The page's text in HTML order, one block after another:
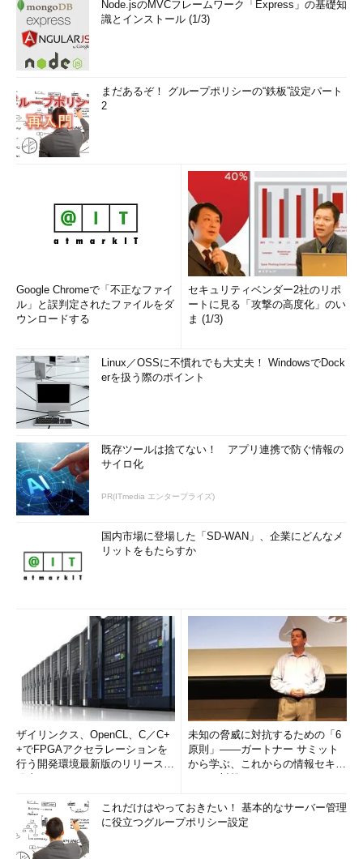
Node.jsのMVCフレームワーク「Express」の基礎知
識とインストール (1/3)
まだあるぞ！ グループポリシーの“鉄板”設定パート
2
Google Chromeで「不正なファイ
ル」と誤判定されたファイルをダ
ウンロードする
セキュリティベンダー2社のリポ
ートに見る「攻撃の高度化」のい
ま (1/3)
Linux／OSSに不慣れでも大丈夫！ WindowsでDock
erを扱う際のポイント
既存ツールは捨てない！ アプリ連携で防ぐ情報の
サイロ化
PR(ITmedia エンタープライズ)
国内市場に登場した「SD-WAN」、企業にどんなメ
リットをもたらすか
ザイリンクス、OpenCL、C／C+
+でFPGAアクセラレーションを
行う開発環境最新版のリリースを
未知の脅威に対抗するための「6
原則」――ガートナー サミット
から学ぶ、これからの情報セキュ
これだけはやっておきたい！ 基本的なサーバー管理
に役立つグループポリシー設定